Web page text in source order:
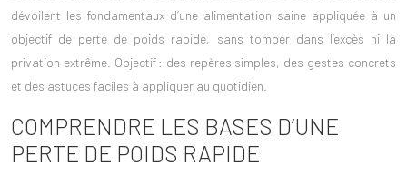
dévoilent les fondamentaux d’une alimentation saine appliquée à un
objectif de perte de poids rapide, sans tomber dans l’excès ni la
privation extrême. Objectif : des repères simples, des gestes concrets
et des astuces faciles à appliquer au quotidien.
COMPRENDRE LES BASES D’UNE
PERTE DE POIDS RAPIDE